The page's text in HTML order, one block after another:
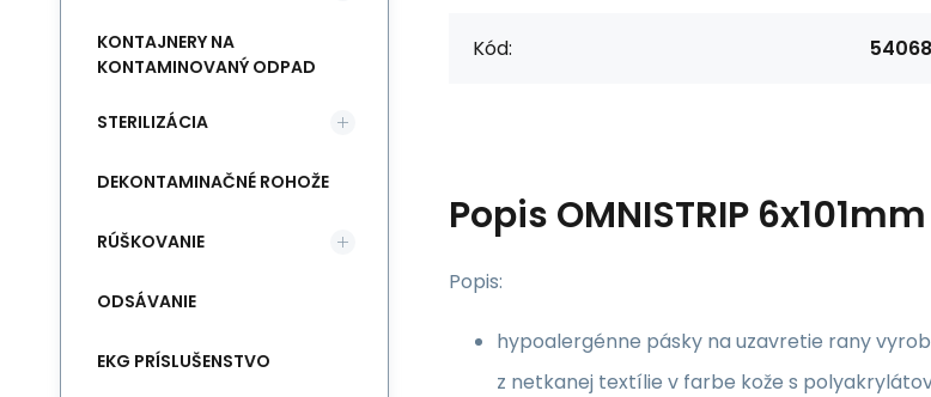
Kód:
Popis OMNISTRIP
Popis:
hypoalergénne pásky na uzavretie rany
z netkanej textílie v farbe kože s
KONTAJNERY NA
KONTAMINOVANÝ ODPAD
STERILIZÁCIA
DEKONTAMINAČNÉ ROHOŽE
RÚŠKOVANIE
ODSÁVANIE
EKG PRÍSLUŠENSTVO